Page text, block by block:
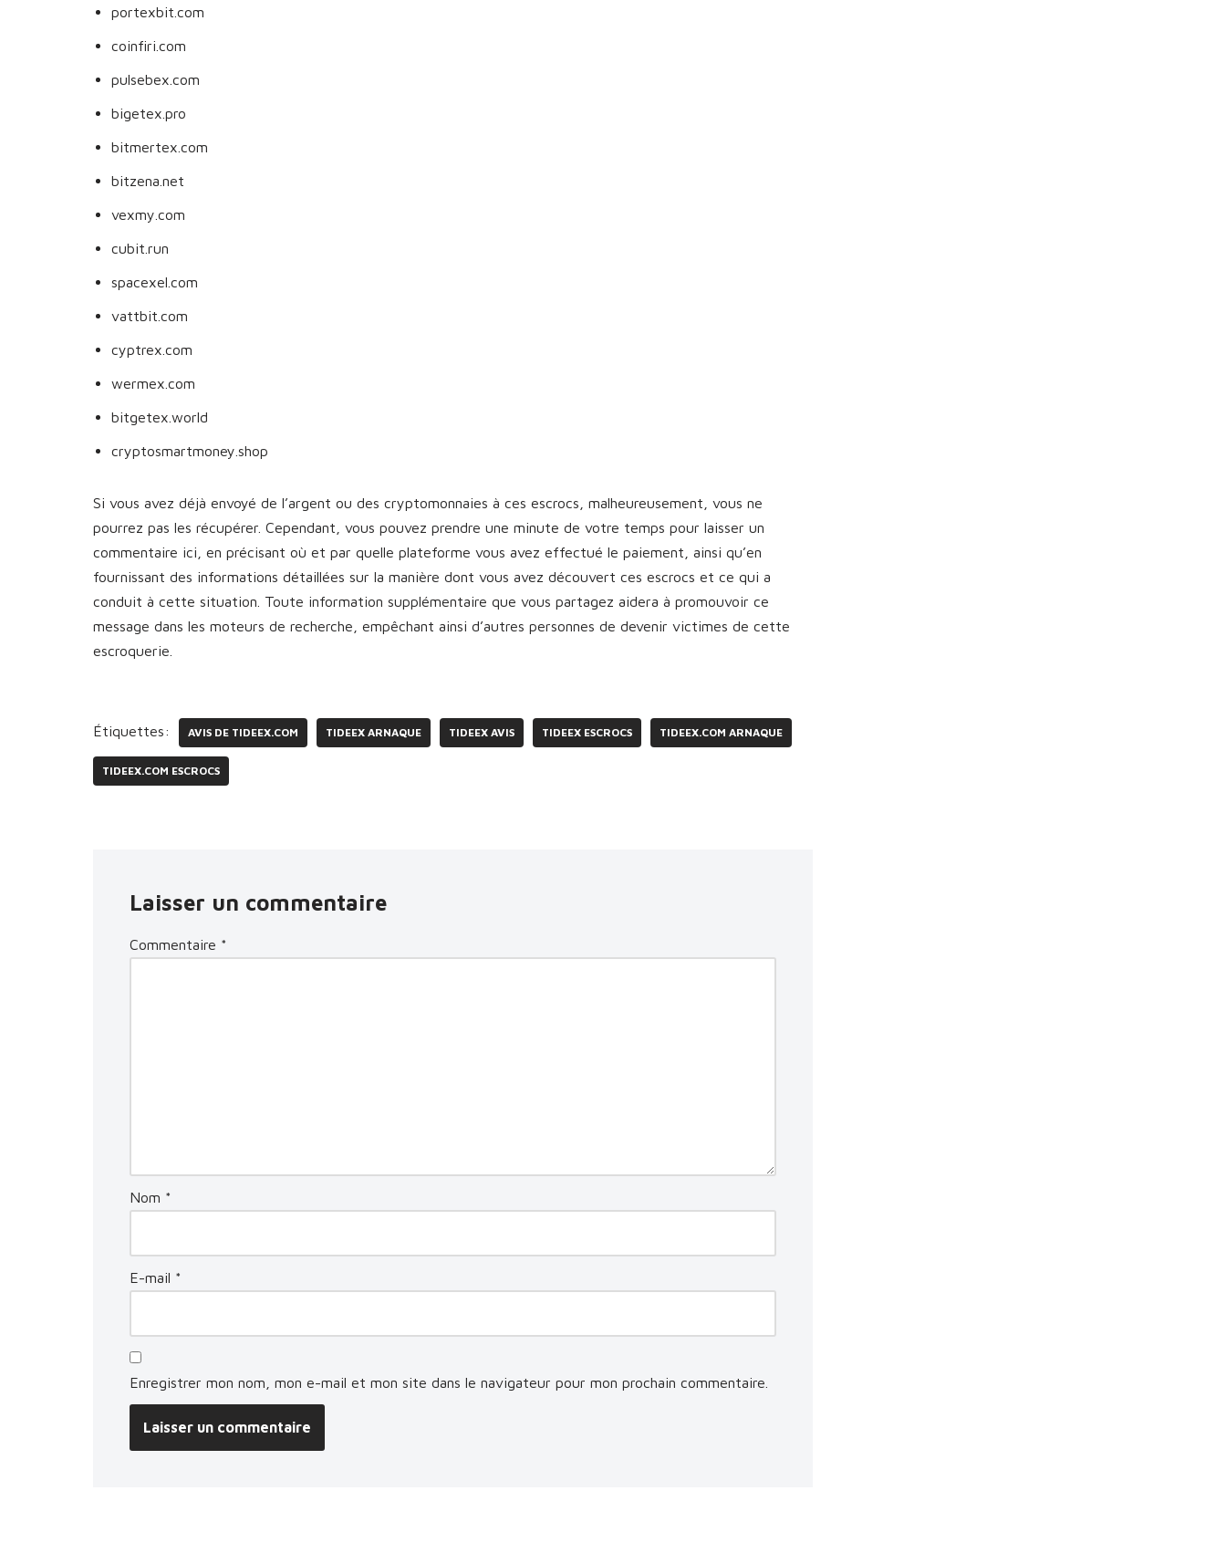
portexbit.com
coinfiri.com
pulsebex.com
bigetex.pro
bitmertex.com
bitzena.net
vexmy.com
cubit.run
spacexel.com
vattbit.com
cyptrex.com
wermex.com
bitgetex.world
cryptosmartmoney.shop
Si vous avez déjà envoyé de l’argent ou des cryptomonnaies à ces escrocs, malheureusement, vous ne
pourrez pas les récupérer. Cependant, vous pouvez prendre une minute de votre temps pour laisser un
commentaire ici, en précisant où et par quelle plateforme vous avez effectué le paiement, ainsi qu’en
fournissant des informations détaillées sur la manière dont vous avez découvert ces escrocs et ce qui a
conduit à cette situation. Toute information supplémentaire que vous partagez aidera à promouvoir ce
message dans les moteurs de recherche, empêchant ainsi d’autres personnes de devenir victimes de cette
escroquerie.
Étiquettes: AVIS DE TIDEEX.COM TIDEEX ARNAQUE TIDEEX AVIS TIDEEX ESCROCS TIDEEX.COM ARNAQUE
TIDEEX.COM ESCROCS
Laisser un commentaire
Commentaire *
Nom *
E-mail *
Enregistrer mon nom, mon e-mail et mon site dans le navigateur pour mon prochain commentaire.